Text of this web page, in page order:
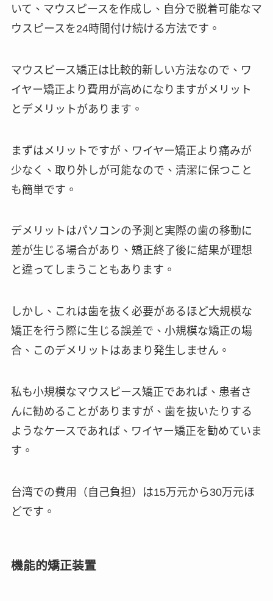
いて、マウスピースを作成し、自分で脱着可能なマ
ウスピースを24時間付け続ける方法です。
マウスピース矯正は比較的新しい方法なので、ワ
イヤー矯正より費用が高めになりますがメリット
とデメリットがあります。
まずはメリットですが、ワイヤー矯正より痛みが
少なく、取り外しが可能なので、清潔に保つこと
も簡単です。
デメリットはパソコンの予測と実際の歯の移動に
差が生じる場合があり、矯正終了後に結果が理想
と違ってしまうこともあります。
しかし、これは歯を抜く必要があるほど大規模な
矯正を行う際に生じる誤差で、小規模な矯正の場
合、このデメリットはあまり発生しません。
私も小規模なマウスピース矯正であれば、患者さ
んに勧めることがありますが、歯を抜いたりする
ようなケースであれば、ワイヤー矯正を勧めていま
す。
台湾での費用（自己負担）は15万元から30万元ほ
どです。
機能的矯正装置